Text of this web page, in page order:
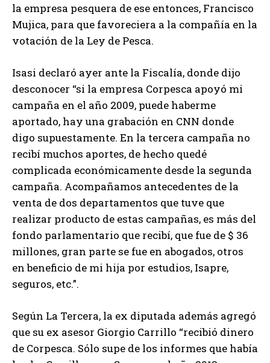
la empresa pesquera de ese entonces, Francisco
Mujica, para que favoreciera a la compañía en la
votación de la Ley de Pesca.
Isasi declaró ayer ante la Fiscalía, donde dijo
desconocer “si la empresa Corpesca apoyó mi
campaña en el año 2009, puede haberme
aportado, hay una grabación en CNN donde
digo supuestamente. En la tercera campaña no
recibí muchos aportes, de hecho quedé
complicada económicamente desde la segunda
campaña. Acompañamos antecedentes de la
venta de dos departamentos que tuve que
realizar producto de estas campañas, es más del
fondo parlamentario que recibí, que fue de $ 36
millones, gran parte se fue en abogados, otros
en beneficio de mi hija por estudios, Isapre,
seguros, etc.”.
Según La Tercera, la ex diputada además agregó
que su ex asesor Giorgio Carrillo “recibió dinero
de Corpesca. Sólo supe de los informes que había